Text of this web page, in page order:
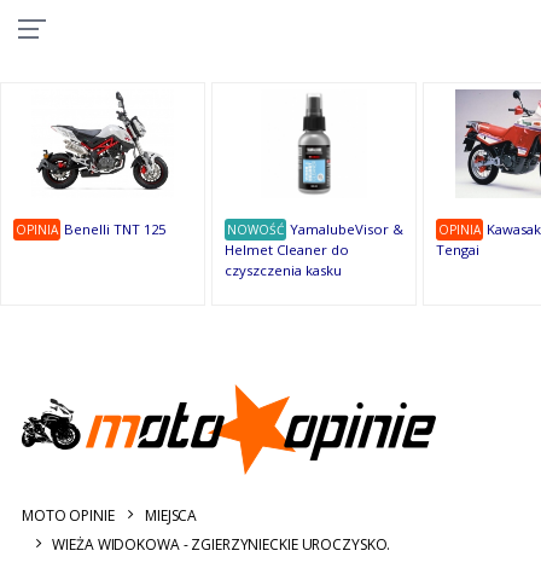
OSTATNIE
OPINIA Benelli TNT 125 NOWOŚĆ YamalubeVisor &
Helmet Cleaner do
czyszczenia kasku
OPINIA
Tengai
MOTO OPINIE
MIEJSCA
WIEŻA WIDOKOWA - ZGIERZYNIECKIE UROCZYSKO.